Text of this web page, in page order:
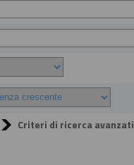
Criteri di ricerca avanzati